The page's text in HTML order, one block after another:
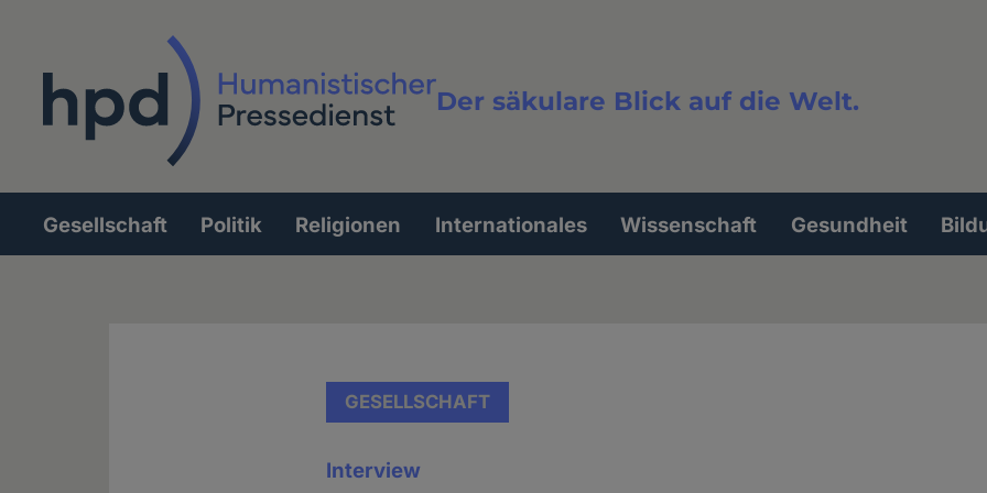
Der säkulare Blick auf die Welt.
Volltextsuche
Hauptnavigation
Gesellschaft Politik Religionen Internationales Wissenschaft Gesundheit
GESELLSCHAFT
Interview